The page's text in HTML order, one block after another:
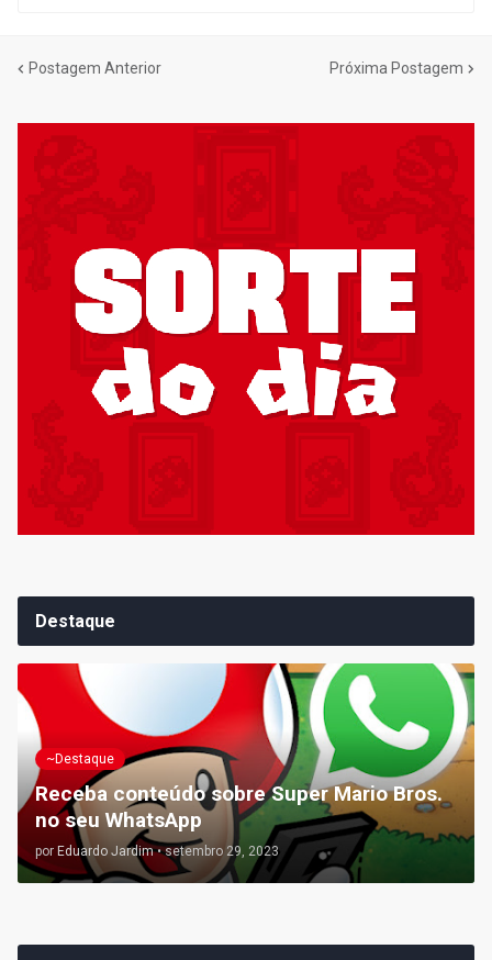
Postagem Anterior Próxima Postagem
Destaque
~Destaque
Receba conteúdo sobre Super Mario Bros.
no seu WhatsApp
por Eduardo Jardim • setembro 29, 2023